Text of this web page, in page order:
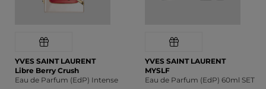
YVES SAINT LAURENT
Libre Berry Crush
Eau de Parfum (EdP) Intense
YVES SAINT LAURENT
MYSLF
Eau de Parfum (EdP) 60ml SET